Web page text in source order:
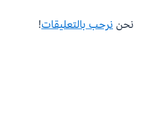
نحننرحب بالتعليقات!